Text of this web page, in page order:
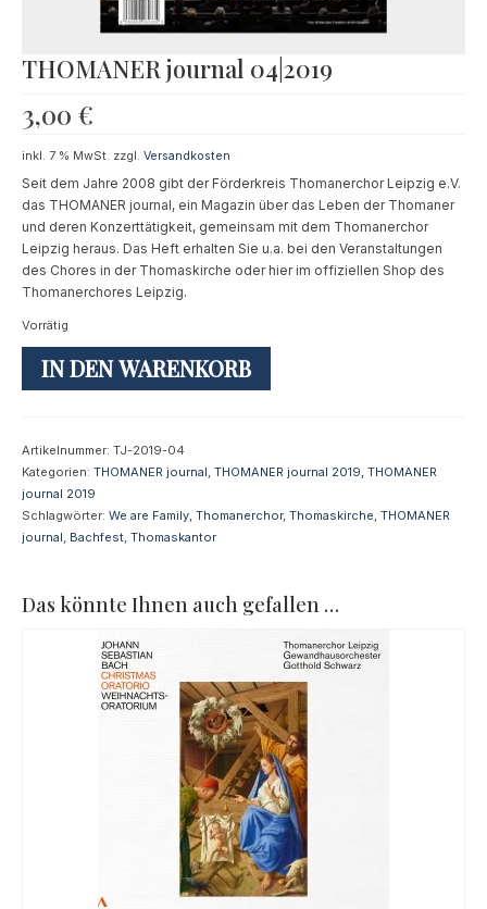
THOMANER journal 04|2019
3,00 €
inkl. 7 % MwSt. zzgl. Versandkosten
Seit dem Jahre 2008 gibt der Förderkreis Thomanerchor Leipzig e.V.
das THOMANER journal, ein Magazin über das Leben der Thomaner
und deren Konzerttätigkeit, gemeinsam mit dem Thomanerchor
Leipzig heraus. Das Heft erhalten Sie u.a. bei den Veranstaltungen
des Chores in der Thomaskirche oder hier im offiziellen Shop des
Thomanerchores Leipzig.
Vorrätig
THOMANER
journal
IN DEN WARENKORB
Artikelnummer: TJ-2019-04
Kategorien: THOMANER journal, THOMANER journal 2019, THOMANER
journal 2019
Schlagwörter: We are Family, Thomanerchor, Thomaskirche, THOMANER
journal, Bachfest, Thomaskantor
Das könnte Ihnen auch gefallen …